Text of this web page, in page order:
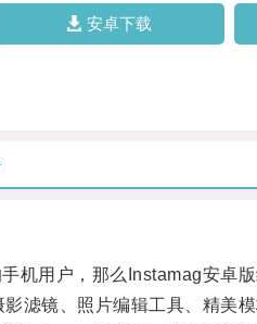
安卓下载
用户，那么Instamag安卓版
镜、照片编辑工具、精美模